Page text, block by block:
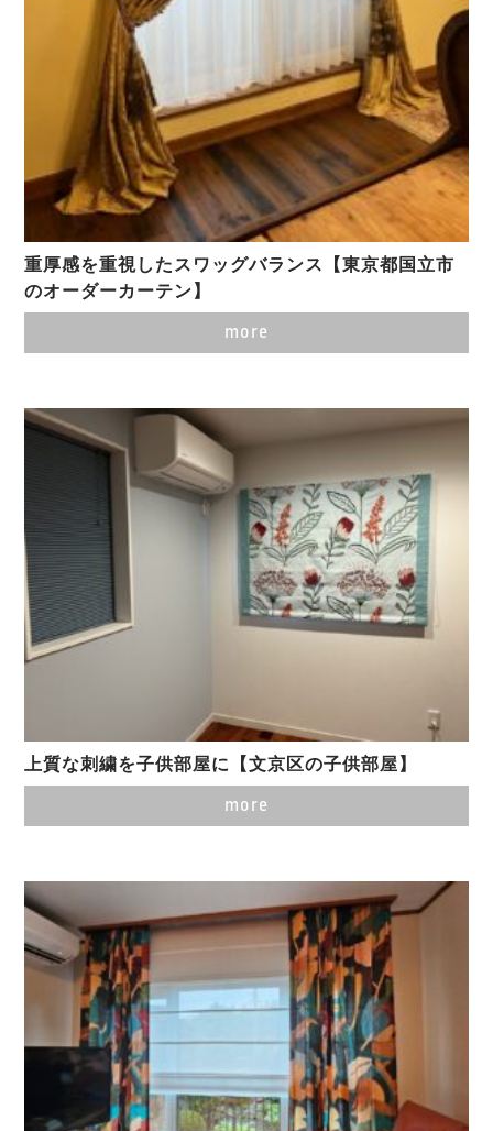
重厚感を重視したスワッグバランス【東京都国立市
のオーダーカーテン】
more
上質な刺繍を子供部屋に【文京区の子供部屋】
more